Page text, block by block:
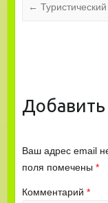
←
Ваш адрес email
поля помечены *
Комментарий *